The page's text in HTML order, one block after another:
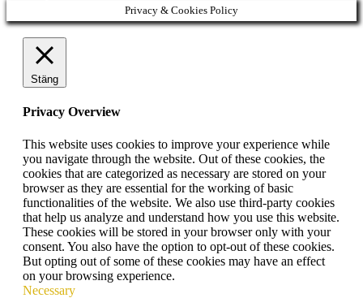
Privacy & Cookies Policy
Stäng
Privacy Overview
This website uses cookies to improve your experience while
you navigate through the website. Out of these cookies, the
cookies that are categorized as necessary are stored on your
browser as they are essential for the working of basic
functionalities of the website. We also use third-party cookies
that help us analyze and understand how you use this website.
These cookies will be stored in your browser only with your
consent. You also have the option to opt-out of these cookies.
But opting out of some of these cookies may have an effect
on your browsing experience.
Necessary